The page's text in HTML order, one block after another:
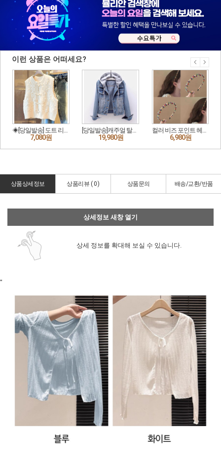
상품상세정보 상품리뷰 ( 0) 상품문의 배송/교환/반품
상세정보 새창 열기
상세 정보를 확대해 보실 수 있습니다.
"